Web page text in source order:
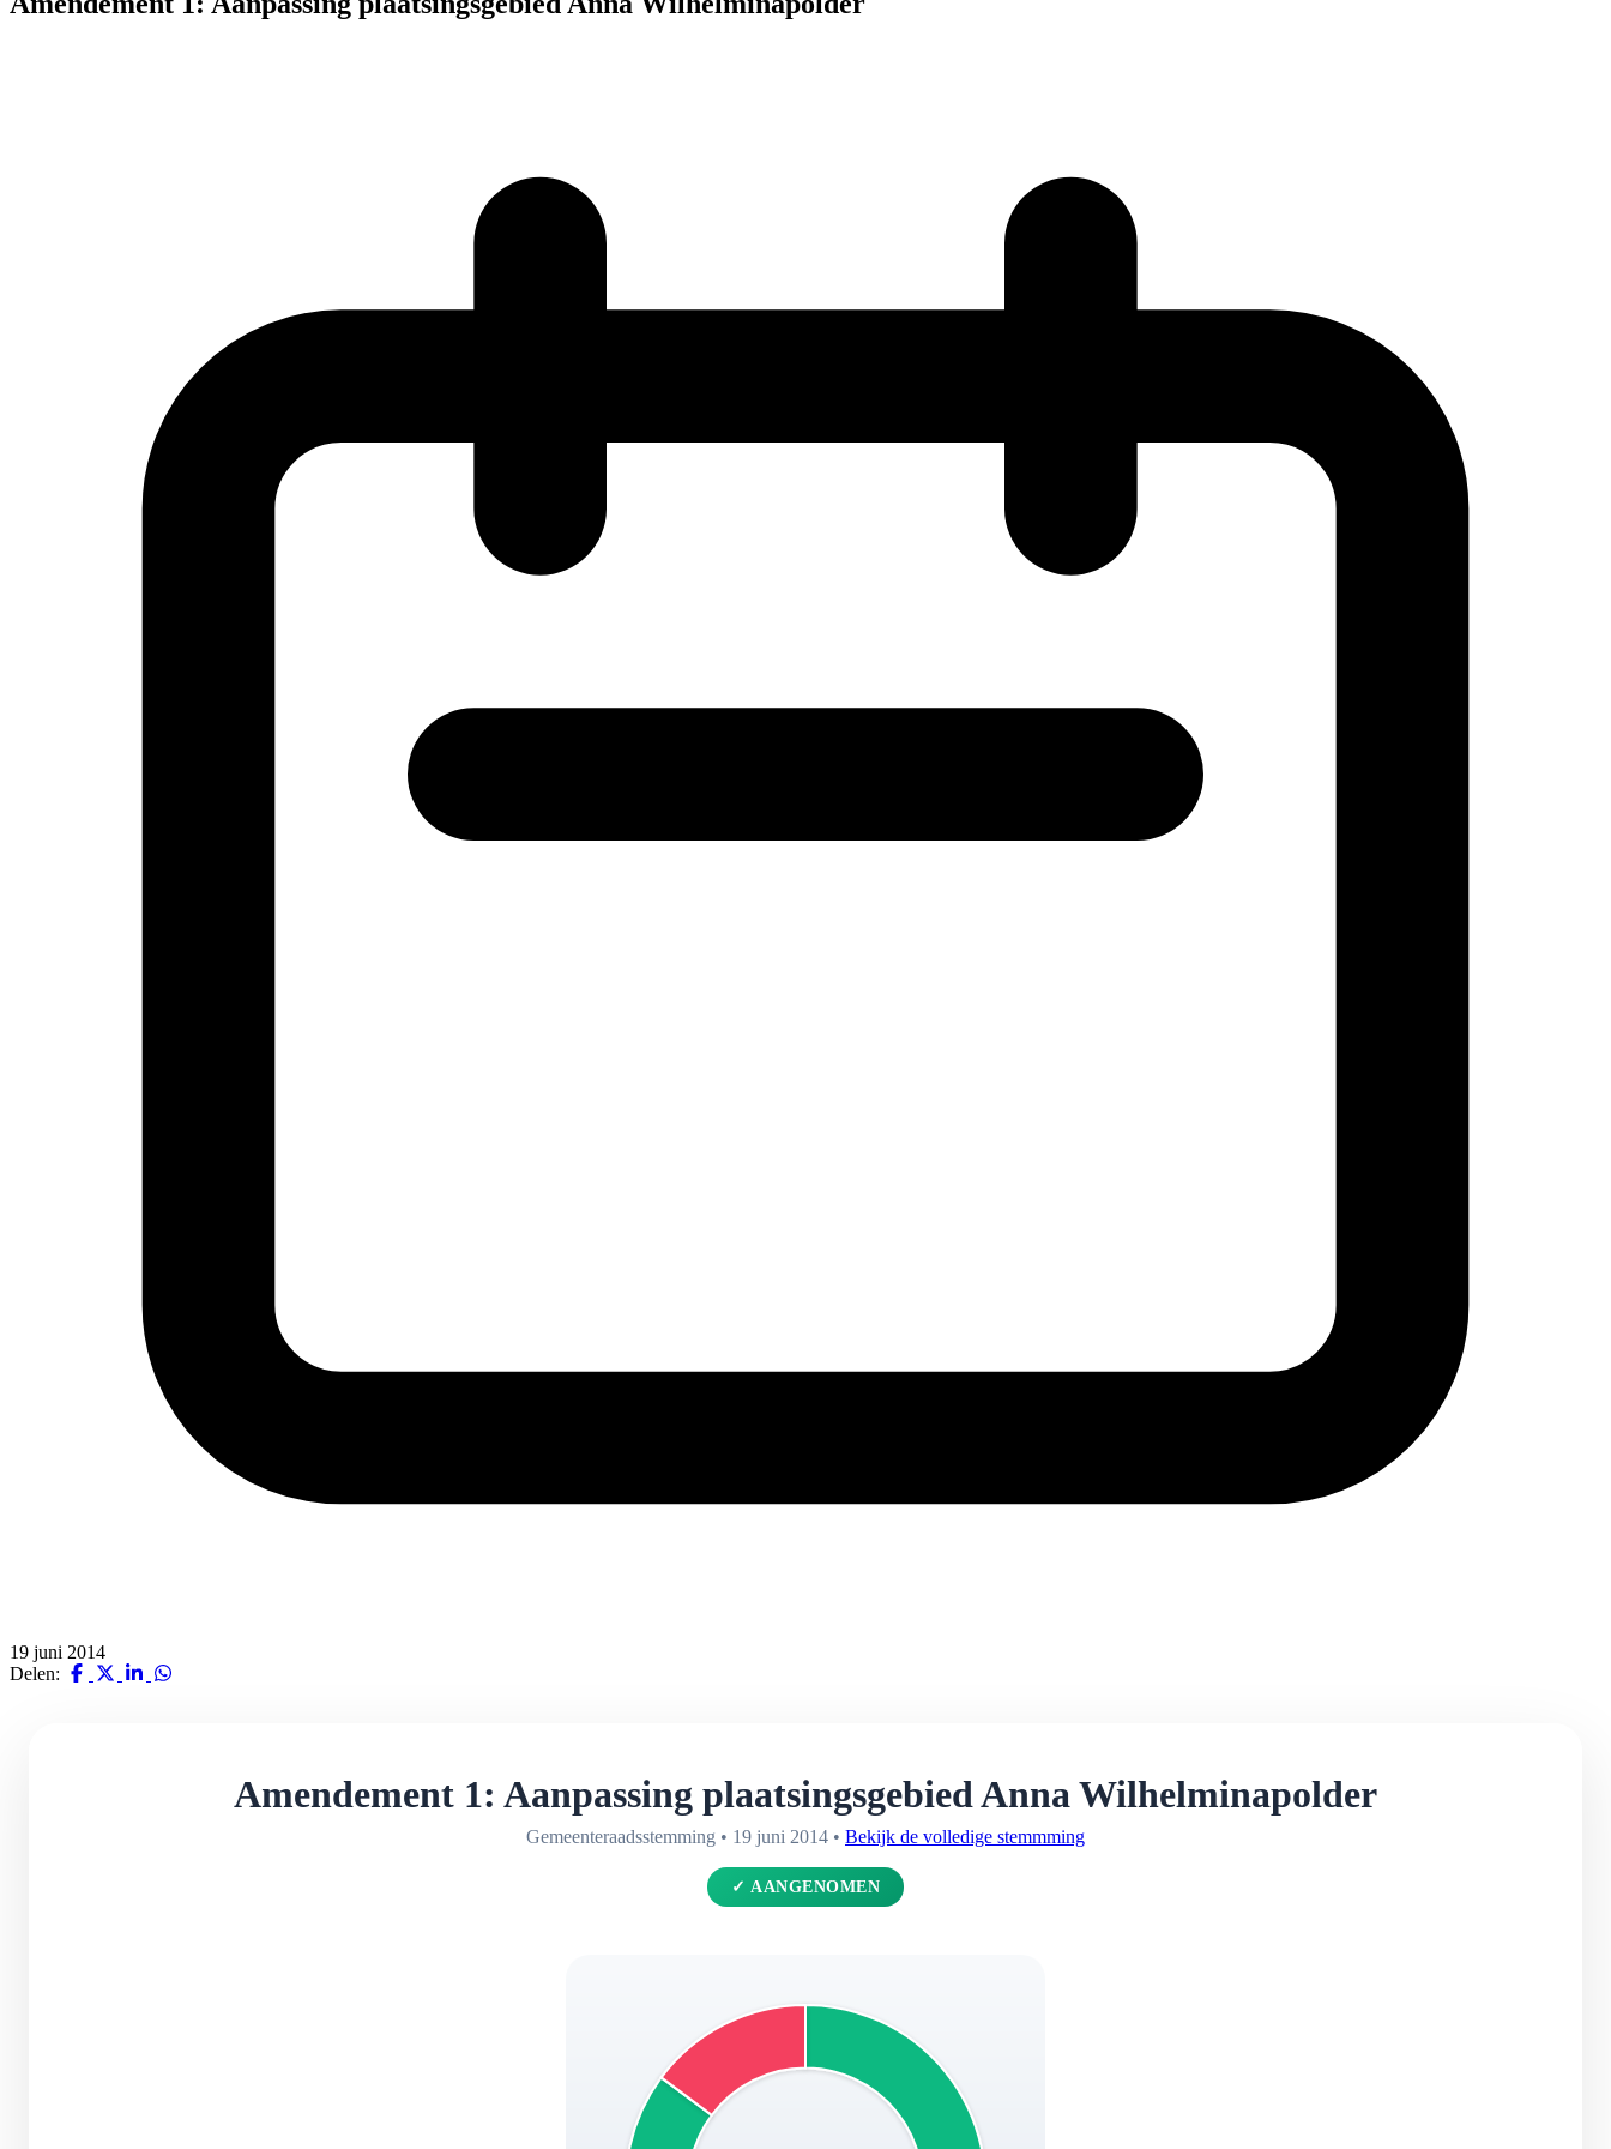
19 juni 2014
Delen:
Amendement 1: Aanpassing plaatsingsgebied Anna Wilhelminapolder
Gemeenteraadsstemming • 19 juni 2014 • Bekijk de volledige stemmming
✓ AANGENOMEN